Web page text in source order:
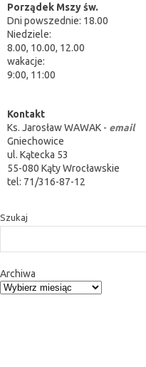
Porządek Mszy św.
Dni powszednie: 18.00
Niedziele:
8.00, 10.00, 12.00
wakacje:
9:00, 11:00
Kontakt
Ks. Jarosław WAWAK - email
Gniechowice
ul. Kątecka 53
55-080 Kąty Wrocławskie
tel: 71/316-87-12
Szukaj
Archiwa